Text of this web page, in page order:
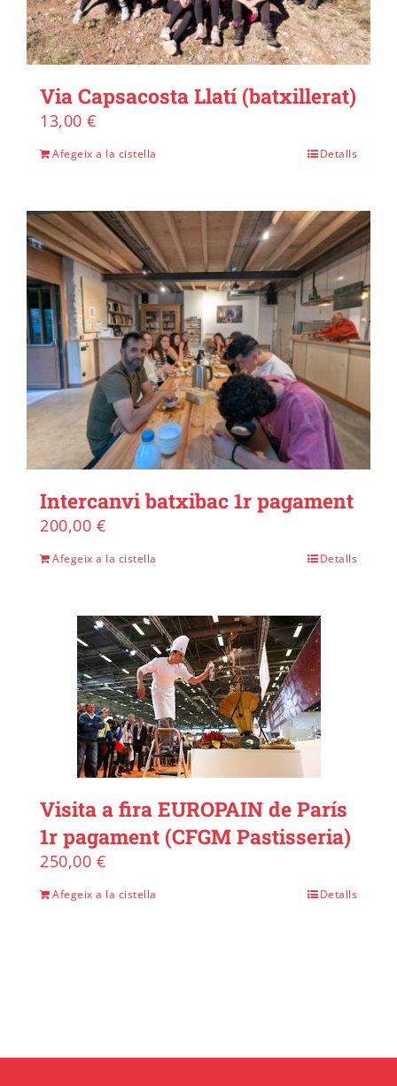
Via Capsacosta Llatí (batxillerat)
13,00 €
Afegeix a la cistella Detalls
Intercanvi batxibac 1r pagament
200,00 €
Afegeix a la cistella Detalls
Visita a fira EUROPAIN de París
1r pagament (CFGM Pastisseria)
250,00 €
Afegeix a la cistella Detalls